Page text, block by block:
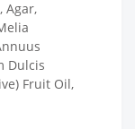
Agar,
Dulcis
Fruit Oil,